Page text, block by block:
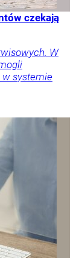
czekają
W
w systemie